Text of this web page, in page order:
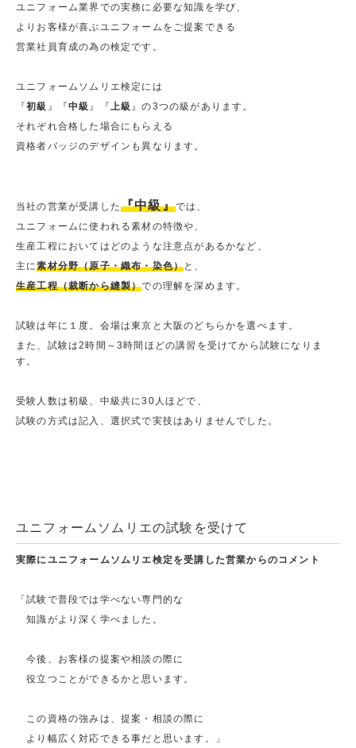
ユニフォーム業界での実務に必要な知識を学び、
よりお客様が喜ぶユニフォームをご提案できる
営業社員育成の為の検定です。
ユニフォームソムリエ検定には
『初級 』『中級 』『上級 』の3つの級があります。
それぞれ合格した場合にもらえる
資格者バッジのデザインも異なります。
当社の営業が受講した『中級』では、
ユニフォームに使われる素材の特徴や、
生産工程においてはどのような注意点があるかなど、
主に素材分野（原子・織布・染色）と、
生産工程（裁断から縫製）での理解を深めます。
試験は年に１度。会場は東京と大阪のどちらかを選べます。
また、試験は2時間～3時間ほどの講習を受けてから試験になりま
す。
受験人数は初級、中級共に30人ほどで、
試験の方式は記入、選択式で実技はありませんでした。
ユニフォームソムリエの試験を受けて
実際にユニフォームソムリエ検定を受講した営業からのコメント
「試験で普段では学べない専門的な
知識がより深く学べました。
今後、お客様の提案や相談の際に
役立つことができるかと思います。
この資格の強みは、提案・相談の際に
より幅広く対応できる事だと思います。」